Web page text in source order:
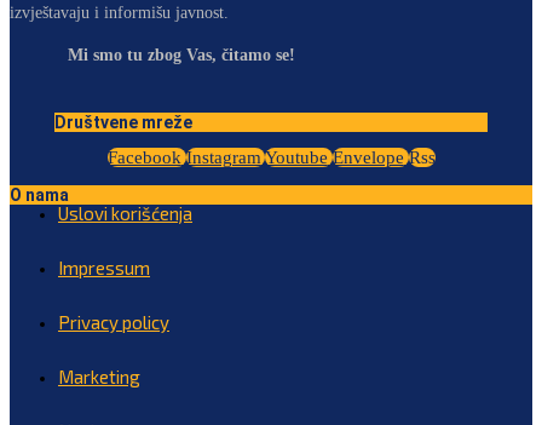
izvještavaju i informišu javnost.
Mi smo tu zbog Vas, čitamo se!
Društvene mreže
Facebook Instagram Youtube Envelope Rss
O nama
Uslovi korišćenja
Impressum
Privacy policy
Marketing